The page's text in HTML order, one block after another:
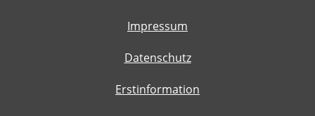
Impressum
Datenschutz
Erstinformation